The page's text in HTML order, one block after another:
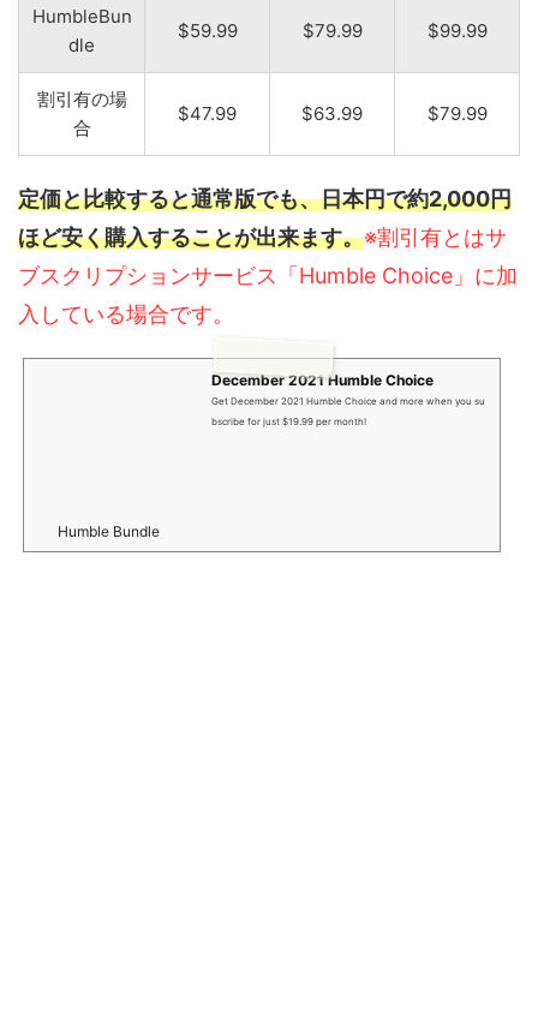
HumbleBun
dle
$59.99 $79.99 $99.99
割引有の場
合
$47.99 $63.99 $79.99
定価と比較すると通常版でも、日本円で約2,000円
ほど安く購入することが出来ます。※割引有とはサ
ブスクリプションサービス「Humble Choice」に加
入している場合です。
December 2021 Humble Choice
Get December 2021 Humble Choice and more when you su
bscribe for just $19.99 per month!
Humble Bundle